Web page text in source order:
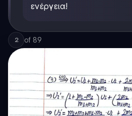
ενέργεια!
2 of 89